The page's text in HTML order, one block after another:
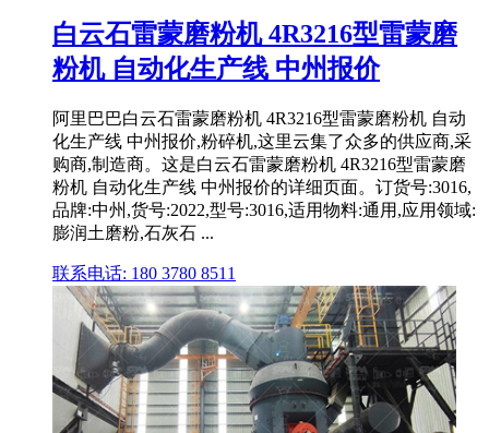
白云石雷蒙磨粉机 4R3216型雷蒙磨
粉机 自动化生产线 中州报价
阿里巴巴白云石雷蒙磨粉机 4R3216型雷蒙磨粉机 自动
化生产线 中州报价,粉碎机,这里云集了众多的供应商,采
购商,制造商。这是白云石雷蒙磨粉机 4R3216型雷蒙磨
粉机 自动化生产线 中州报价的详细页面。订货号:3016,
品牌:中州,货号:2022,型号:3016,适用物料:通用,应用领域:
膨润土磨粉,石灰石 ...
联系电话: 180 3780 8511